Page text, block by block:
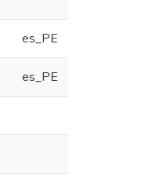
es_PE
es_PE